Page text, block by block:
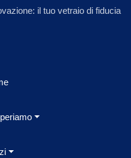
il tuo vetraio di fiducia